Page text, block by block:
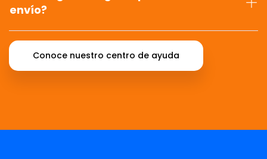
envío?
Conoce nuestro centro de ayuda